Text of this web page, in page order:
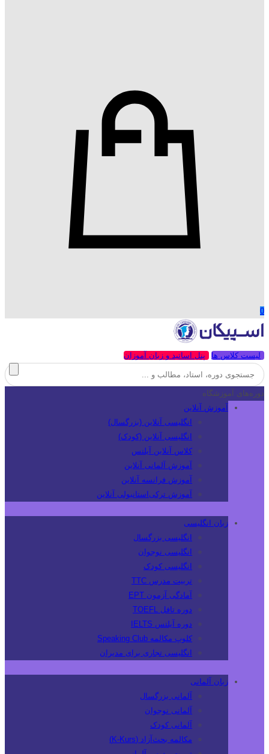
0
لیست کلاس ها پنل اساتید و زبان آموزان
دوره‌های آموزشگاه
آموزش آنلاین
انگلیسی آنلاین (بزرگسال)
انگلیسی آنلاین (کودک)
کلاس آنلاین آیلتس
آموزش آلمانی آنلاین
آموزش فرانسه آنلاین
آموزش ترکی‌استانبولی آنلاین
زبان انگلیسی
انگلیسی بزرگسال
انگلیسی نوجوان
انگلیسی کودک
تربیت مدرس TTC
آمادگی آزمون EPT
دوره تافل TOEFL
دوره آیلتس IELTS
کلوپ مکالمه Speaking Club
انگلیسی تجاری برای مدیران
زبان آلمانی
آلمانی بزرگسال
آلمانی نوجوان
آلمانی کودک
مکالمه بحث‌آزاد (K-Kurs)